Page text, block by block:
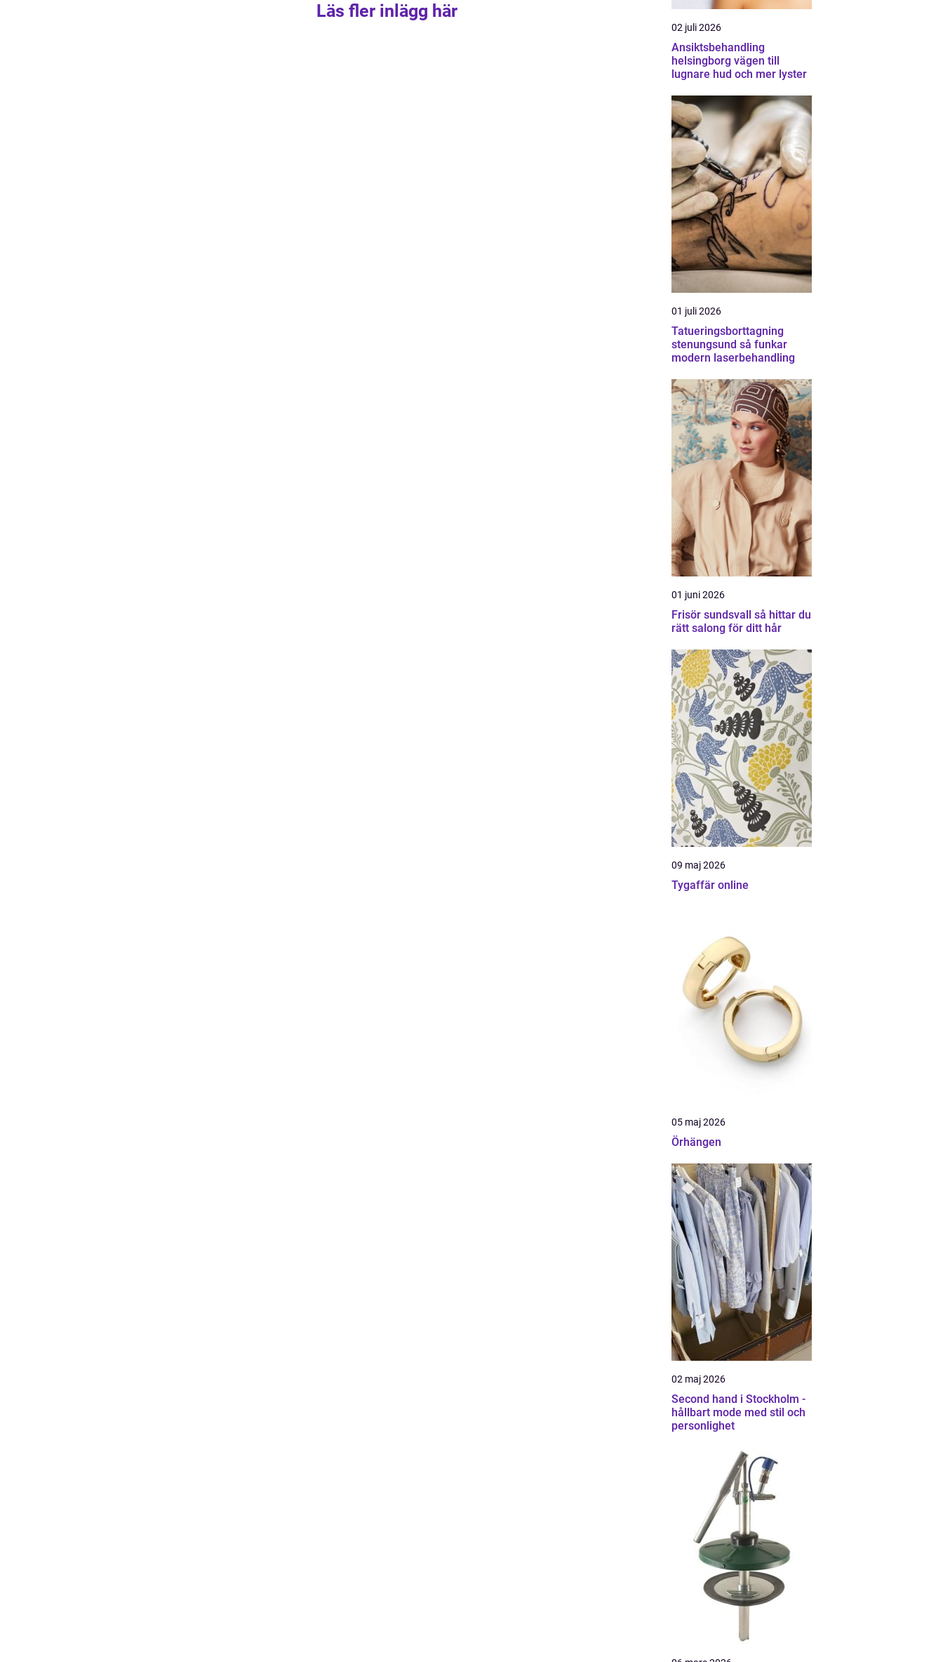
Läs fler inlägg här
02 juli 2026
Ansiktsbehandling
helsingborg vägen till
lugnare hud och mer lyster
01 juli 2026
Tatueringsborttagning
stenungsund så funkar
modern laserbehandling
01 juni 2026
Frisör sundsvall så hittar du
rätt salong för ditt hår
09 maj 2026
Tygaffär online
05 maj 2026
Örhängen
02 maj 2026
Second hand i Stockholm -
hållbart mode med stil och
personlighet